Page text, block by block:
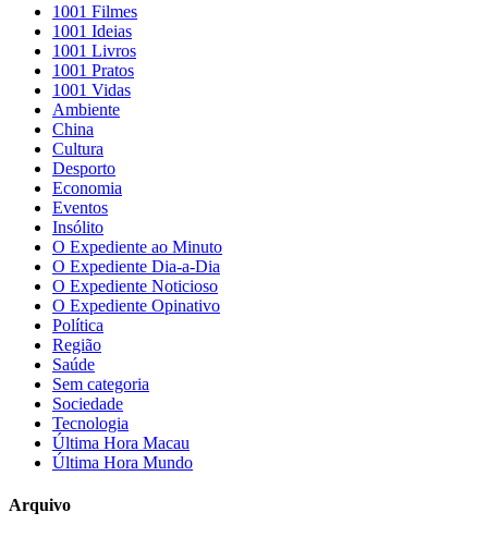
1001 Filmes
1001 Ideias
1001 Livros
1001 Pratos
1001 Vidas
Ambiente
China
Cultura
Desporto
Economia
Eventos
Insólito
O Expediente ao Minuto
O Expediente Dia-a-Dia
O Expediente Noticioso
O Expediente Opinativo
Política
Região
Saúde
Sem categoria
Sociedade
Tecnologia
Última Hora Macau
Última Hora Mundo
Arquivo